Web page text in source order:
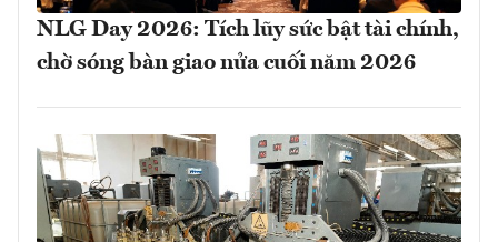
NLG Day 2026: Tích lũy sức bật tài chính,
chờ sóng bàn giao nửa cuối năm 2026